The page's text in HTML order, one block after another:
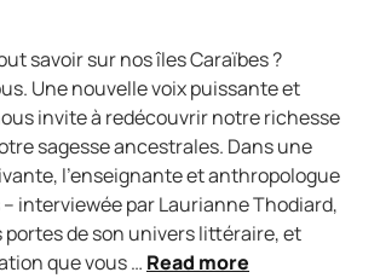
savoir sur nos îles Caraïbes ?
Une nouvelle voix puissante et
invite à redécouvrir notre richesse
sagesse ancestrales. Dans une
l’enseignante et anthropologue
interviewée par Laurianne Thodiard,
portes de son univers littéraire, et
que vous … Read more